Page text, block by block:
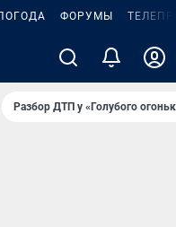
ФОРУМЫ
Разбор ДТП у «Голубого